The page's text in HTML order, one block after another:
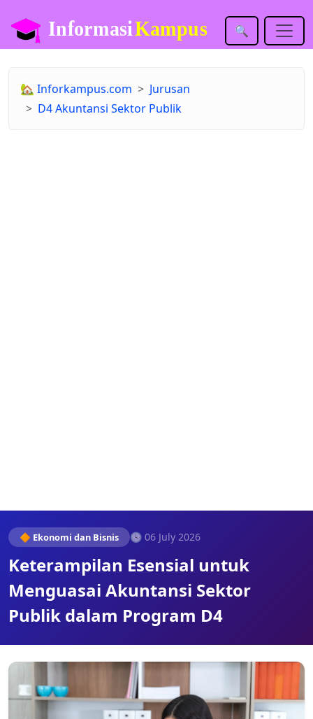
🔍
🏡 Inforkampus.com
Jurusan
D4 Akuntansi Sektor Publik
🔶 Ekonomi dan Bisnis 🕓 06 July 2026
Keterampilan Esensial untuk
Menguasai Akuntansi Sektor
Publik dalam Program D4